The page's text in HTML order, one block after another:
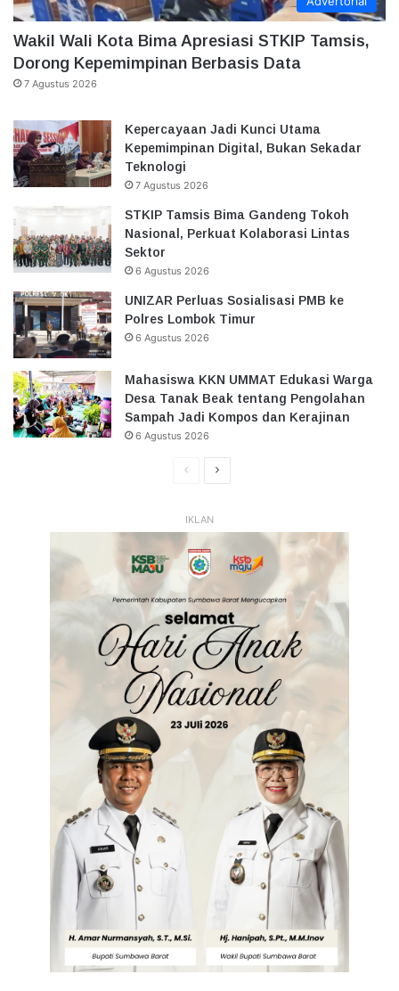
Wakil Wali Kota Bima Apresiasi STKIP Tamsis,
Dorong Kepemimpinan Berbasis Data
7 Agustus 2026
Kepercayaan Jadi Kunci Utama
Kepemimpinan Digital, Bukan Sekadar
Teknologi
7 Agustus 2026
STKIP Tamsis Bima Gandeng Tokoh
Nasional, Perkuat Kolaborasi Lintas
Sektor
6 Agustus 2026
UNIZAR Perluas Sosialisasi PMB ke
Polres Lombok Timur
6 Agustus 2026
Mahasiswa KKN UMMAT Edukasi Warga
Desa Tanak Beak tentang Pengolahan
Sampah Jadi Kompos dan Kerajinan
6 Agustus 2026
HalamanHalaman
IKLAN